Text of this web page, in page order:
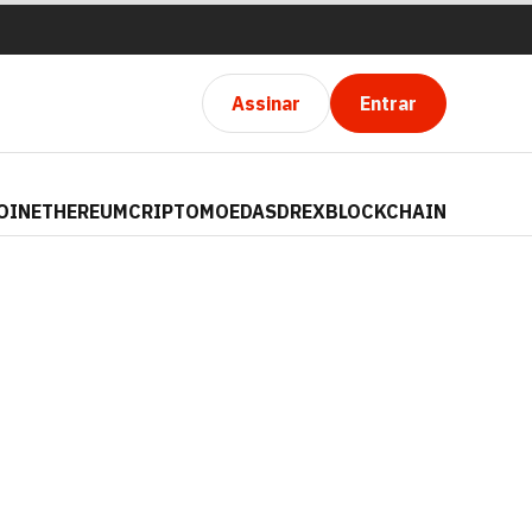
Assinar Entrar
ETHEREUMCRIPTOMOEDASDREXBLOCKCHAIN